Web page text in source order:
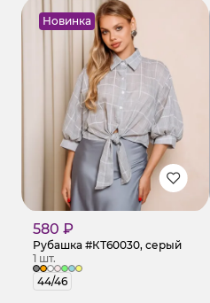
Новинка
580 ₽
Рубашка #КТ60030, серый
1 шт.
44/46